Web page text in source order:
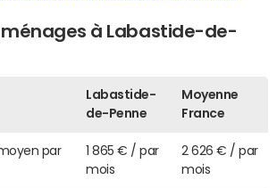
ménages à Labastide-de-
Labastide-
de-Penne
Moyenne
France
par
1 865 € / par
mois
2 626 € / par
mois